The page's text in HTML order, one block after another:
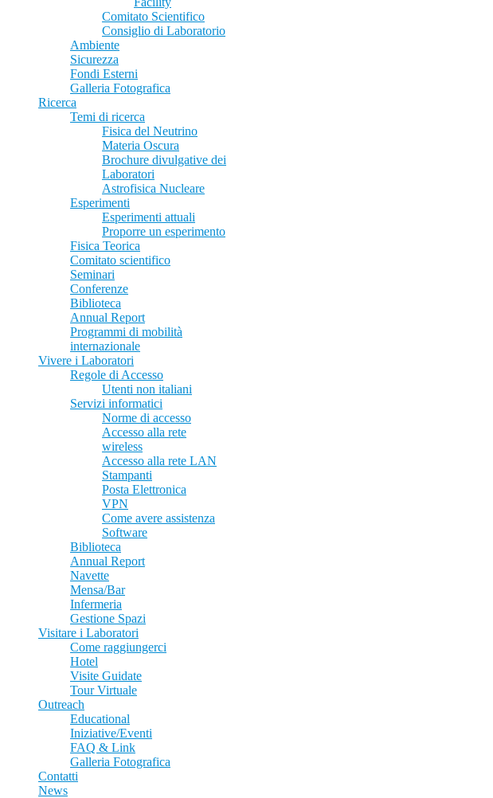
Comitato Scientifico
Consiglio di Laboratorio
Ambiente
Sicurezza
Fondi Esterni
Galleria Fotografica
Ricerca
Temi di ricerca
Fisica del Neutrino
Materia Oscura
Brochure divulgative dei
Laboratori
Astrofisica Nucleare
Esperimenti
Esperimenti attuali
Proporre un esperimento
Fisica Teorica
Comitato scientifico
Seminari
Conferenze
Biblioteca
Annual Report
Programmi di mobilità
internazionale
Vivere i Laboratori
Regole di Accesso
Utenti non italiani
Servizi informatici
Norme di accesso
Accesso alla rete
wireless
Accesso alla rete LAN
Stampanti
Posta Elettronica
VPN
Come avere assistenza
Software
Biblioteca
Annual Report
Navette
Mensa/Bar
Infermeria
Gestione Spazi
Visitare i Laboratori
Come raggiungerci
Hotel
Visite Guidate
Tour Virtuale
Outreach
Educational
Iniziative/Eventi
FAQ & Link
Galleria Fotografica
Contatti
News